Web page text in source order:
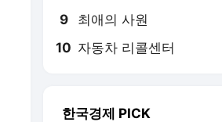
9 최애의 사원
10 자동차 리콜센터
한국경제 PICK